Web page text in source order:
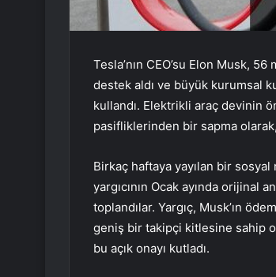
Tesla’nın CEO’su Elon Musk,
destek aldı ve büyük kurumsal
kullandı. Elektrikli araç devinin
pasifliklerinden bir sapma
Birkaç haftaya yayılan bir sosyal
yargıcının Ocak ayında orijinal
toplandılar. Yargıç, Musk’ın
geniş bir takipçi kitlesine sahip
bu açık onayı kutladı.